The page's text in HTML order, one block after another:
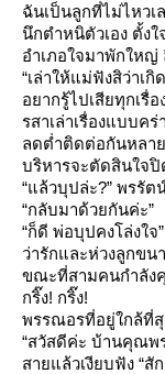
ฉันเป็นลูกที่ไม่ไหว
นึกตำหนิตัวเอง ตั้ง
อำเภอใจมาพักให
“เล่าให้แม่ฟังสิว่าเ
อยากรู้ไปเสียทุกเรื่
รสาเล่าเรื่องแบบค
ลดต่ำติดต่อกันหลา
บริหารจะตัดสินใจปิ
“แล้วบุปล่ะ?” พรรัต
“กลับมาด้วยกันค่ะ”
“ก็ดี พ่อบุปคงโล่งใจ
ว่ารักและห่วงลูกขน
ขณะที่สามคนกำลัง
กริ๊ง! กริ๊ง!
พรรณอรที่อยู่ใกล้ที่
“สวัสดีค่ะ บ้านคุณพ
สายแล้วเงียบฟัง “